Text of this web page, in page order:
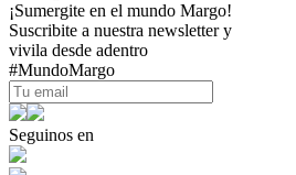
¡Sumergite en el mundo Margo!
Suscribite a nuestra newsletter y
vivila desde adentro
#MundoMargo
Seguinos en